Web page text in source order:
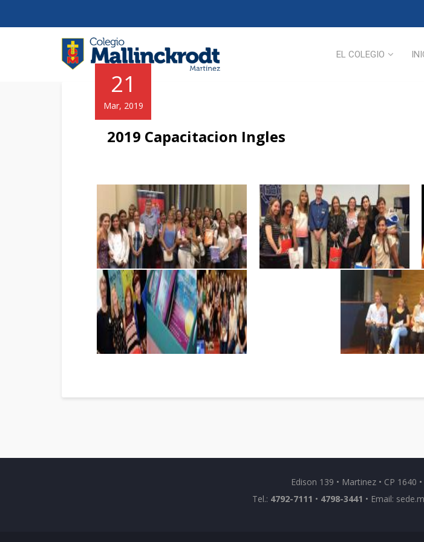
EL COLEGIO
21
Mar, 2019
2019 Capacitacion Ingles
Edison 139 • Martinez • CP 1640
Tel.: 4792-7111 • 4798-3441 • Email: